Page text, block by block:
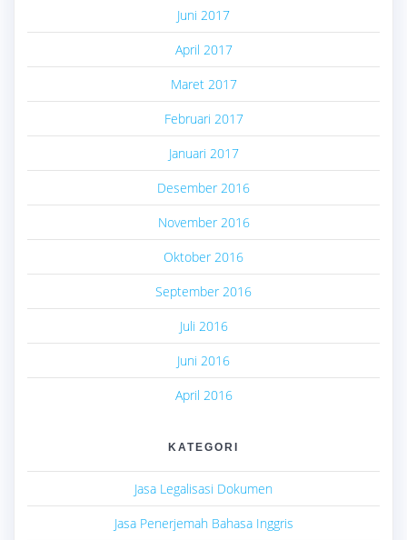
Juni 2017
April 2017
Maret 2017
Februari 2017
Januari 2017
Desember 2016
November 2016
Oktober 2016
September 2016
Juli 2016
Juni 2016
April 2016
KATEGORI
Jasa Legalisasi Dokumen
Jasa Penerjemah Bahasa Inggris